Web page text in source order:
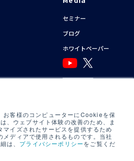
お客様のコンピューターにCookieを保
、ウェブサイト体験の改善のため、ま
マイズされたサービスを提供するため
メディアで使用されるものです。当社
は、 プライバシーポリシーをご覧くだ
セミナー
ブログ
ホワイトペーパー
スタマーハラスメント基本方針
タント利用規約(AWS /Azure)
中運用支援定型約款